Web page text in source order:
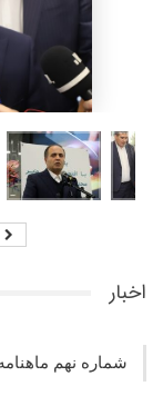
اخبار
شماره نهم